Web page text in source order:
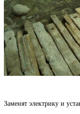
Заменят электрику и